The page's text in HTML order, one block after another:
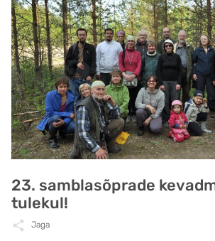
23. samblasõprade
tulekul!
Jaga